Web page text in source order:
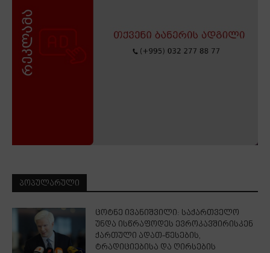
ᲞᲝᲞᲣᲚᲐᲠᲣᲚᲘ
ცოტნე ივანიშვილი: საქართველო
უნდა ისწრაფოდეს ევროკავშირისკენ
ქართული ადათ-წესების,
ტრადიციებისა და ღირსების